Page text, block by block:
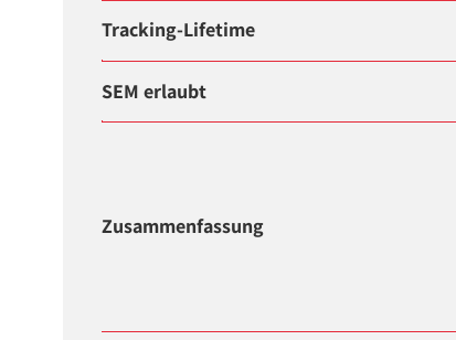
Tracking-Lifetime
SEM erlaubt
Zusammenfassung